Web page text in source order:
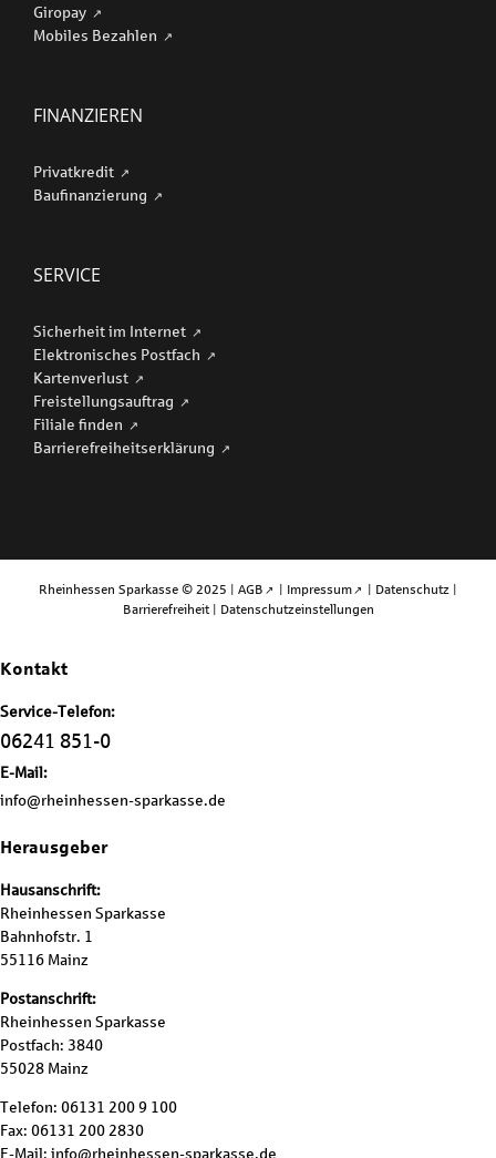
Giropay
Mobiles Bezahlen
FINANZIEREN
Privatkredit
Baufinanzierung
SERVICE
Sicherheit im Internet
Elektronisches Postfach
Kartenverlust
Freistellungsauftrag
Filiale finden
Barriere­freiheits­erklärung
Rheinhessen Sparkasse © 2025 | AGB | Impressum | Datenschutz |
Barrierefreiheit | Datenschutzeinstellungen
Kontakt
Service-Telefon:
06241 851-0
E-Mail:
info@rheinhessen-sparkasse.de
Herausgeber
Hausanschrift:
Rheinhessen Sparkasse
Bahnhofstr. 1
55116 Mainz
Postanschrift:
Rheinhessen Sparkasse
Postfach: 3840
55028 Mainz
Telefon: 06131 200 9 100
Fax: 06131 200 2830
E-Mail: info@rheinhessen-sparkasse.de